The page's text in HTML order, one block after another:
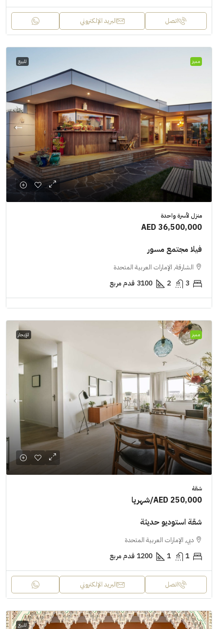
اتصل البريد الإلكتروني
مميز للبيع
منزل لأسرة واحدة
AED 36,500,000
فيلا مجتمع مسور
الشارقة, الإمارات العربية المتحدة
3
2
3100 قدم مربع
مميز للإيجار
شقة
AED 250,000/شهريا
شقة استوديو حديثة
دبي, الإمارات العربية المتحدة
1
1
1200 قدم مربع
اتصل البريد الإلكتروني
للبيع